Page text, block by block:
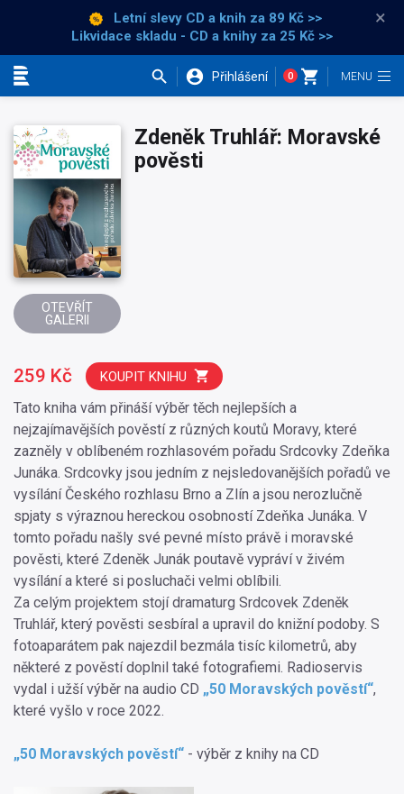
Letní slevy CD a knih za 89 Kč >>
Likvidace skladu - CD a knihy za 25 Kč >>
×
Přihlášení 0
OTEVŘÍT
GALERII
Zdeněk Truhlář: Moravské
pověsti
Tato kniha vám přináší výběr těch nejlepších a
nejzajímavějších pověstí z různých koutů Moravy, které
zazněly v oblíbeném rozhlasovém pořadu Srdcovky Zdeňka
Junáka. Srdcovky jsou jedním z nejsledovanějších pořadů ve
vysílání Českého rozhlasu Brno a Zlín a jsou nerozlučně
spjaty s výraznou hereckou osobností Zdeňka Junáka. V
tomto pořadu našly své pevné místo právě i moravské
pověsti, které Zdeněk Junák poutavě vypráví v živém
vysílání a které si posluchači velmi oblíbili.
Za celým projektem stojí dramaturg Srdcovek Zdeněk
Truhlář, který pověsti sesbíral a upravil do knižní podoby. S
fotoaparátem pak najezdil bezmála tisíc kilometrů, aby
některé z pověstí doplnil také fotografiemi. Radioservis
vydal i užší výběr na audio CD „50 Moravských pověstí“,
které vyšlo v roce 2022.
„50 Moravských pověstí“ - výběr z knihy na CD
259 Kč KOUPIT KNIHU